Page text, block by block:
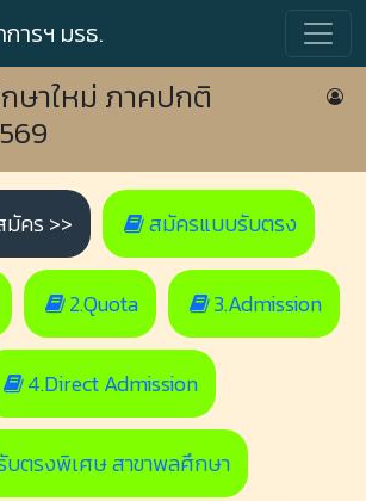
ารฯ มรธ.
ษาใหม่ ภาคปกติ
คร >> สมัครแบบรับตรง
2.Quota 3.Admission
4.Direct Admission
บตรงพิเศษ สาขาพลศึกษา